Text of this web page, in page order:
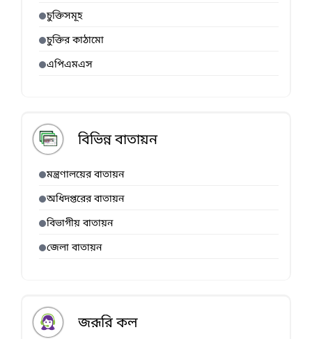
চুক্তিসমূহ
চুক্তির কাঠামো
এপিএমএস
বিভিন্ন বাতায়ন
মন্ত্রণালয়ের বাতায়ন
অধিদপ্তরের বাতায়ন
বিভাগীয় বাতায়ন
জেলা বাতায়ন
জরূরি কল